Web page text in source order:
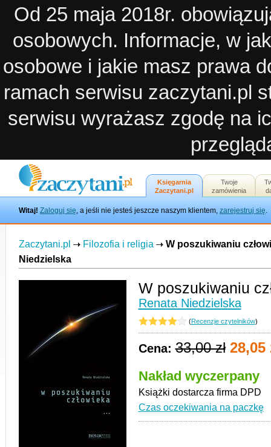
Od 25 maja 2018r.
osobowych. Informacje, w
osobowe i jakie masz prawa
ramach serwisu zaczytani.pl
serwisu wyrażasz zgodę na
Witaj! Zaloguj się, a jeśli nie jesteś jeszcze naszym klientem, zarejestruj się.
Księgarnia
Zaczytani.pl
Twoje
zamówienia
Zaczytani.pl Filozofia i religia
W poszukiwaniu
Niedzielska
W poszukiwaniu
Renata Niedzielska
(Recenzje czytelników)
Cena: 33,00 zł 28,05
Nakład wyczerpany
Książki dostarcza firma DPD
Czas oczekiwania na paczkę